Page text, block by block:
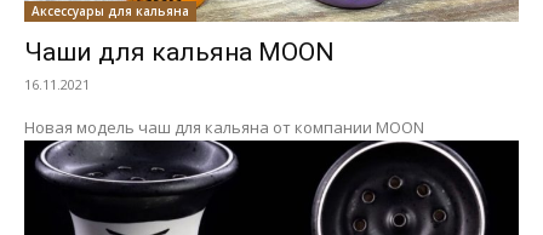
Аксессуары для кальяна
Чаши для кальяна MOON
16.11.2021
Новая модель чаш для кальяна от компании MOON